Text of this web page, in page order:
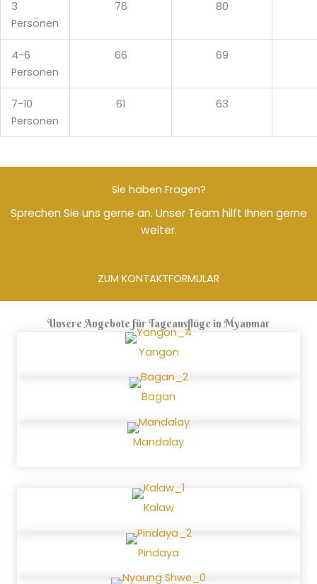
3
Personen
76 80
4-6
Personen
66 69
7-10
Personen
61 63
Sie haben Fragen?
Sprechen Sie uns gerne an. Unser Team hilft Ihnen gerne
weiter.
ZUM KONTAKTFORMULAR
Unsere Angebote für Tageausflüge in Myanmar
Yangon
Bagan
Mandalay
Kalaw
Pindaya